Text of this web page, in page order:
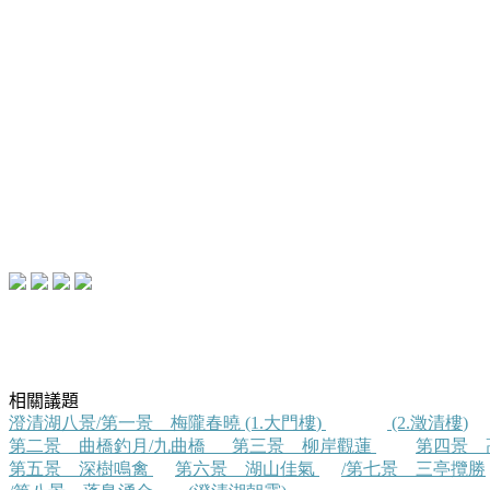
相關議題
澄清湖八景/第一景 梅隴春曉 (1.大門樓) (2.澂清樓)
第二景 曲橋釣月 /九曲橋 第三景 柳岸觀蓮 第四景
第五景 深樹鳴禽 第六景 湖山佳氣 /第七景 三亭攬勝